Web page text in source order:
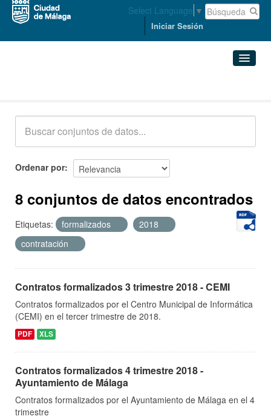
Select Language ▼
Iniciar Sesión
Acerca de
Ordenar por
8 conjuntos de datos encontrados
Etiquetas: formalizados
2018
contratación
Contratos formalizados 3 trimestre 2018 - CEMI
Contratos formalizados por el Centro Municipal de Informática
(CEMI) en el tercer trimestre de 2018.
PDF XLS
Contratos formalizados 4 trimestre 2018 -
Ayuntamiento de Málaga
Contratos formalizados por el Ayuntamiento de Málaga en el 4
trimestre